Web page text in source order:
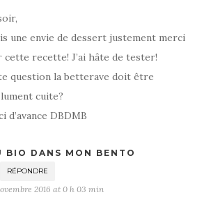
une envie de dessert justement merci
cette recette! J’ai hâte de tester!
question la betterave doit être
cuite?
d’avance DBDMB
BIO DANS MON BENTO
RÉPONDRE
2016 at 0 h 03 min